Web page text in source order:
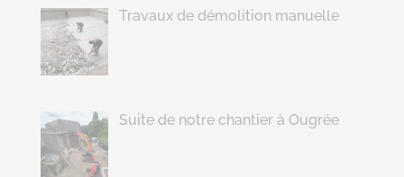
Travaux de démolition manuelle
Suite de notre chantier à Ougrée